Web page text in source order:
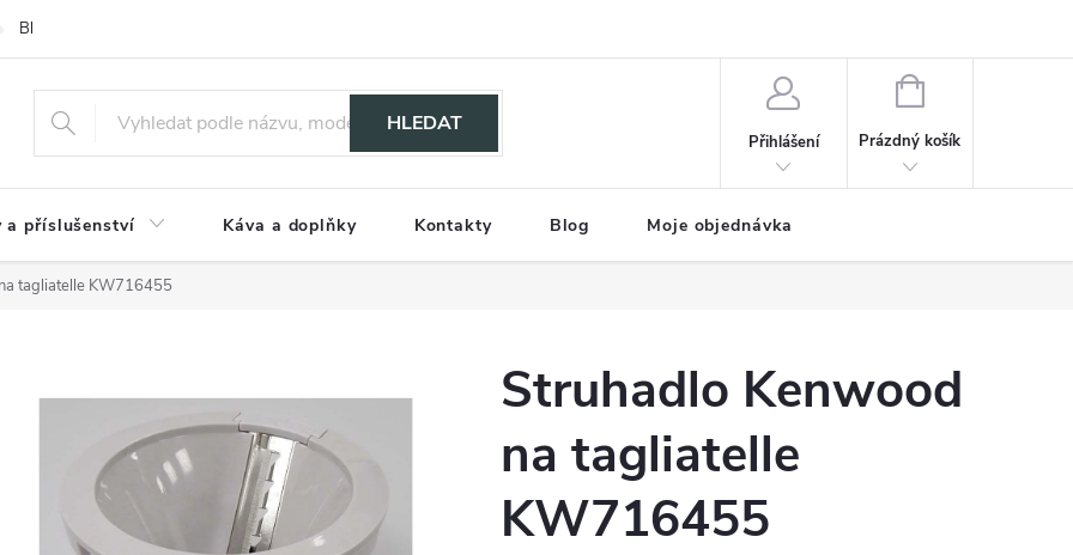
Blog
HLEDAT
Přihlášení
NÁKUPNÍ
Prázdný košík
a příslušenství Káva a doplňky Kontakty Blog Moje objednávka
tagliatelle KW716455
Struhadlo Kenwood
na tagliatelle
KW716455